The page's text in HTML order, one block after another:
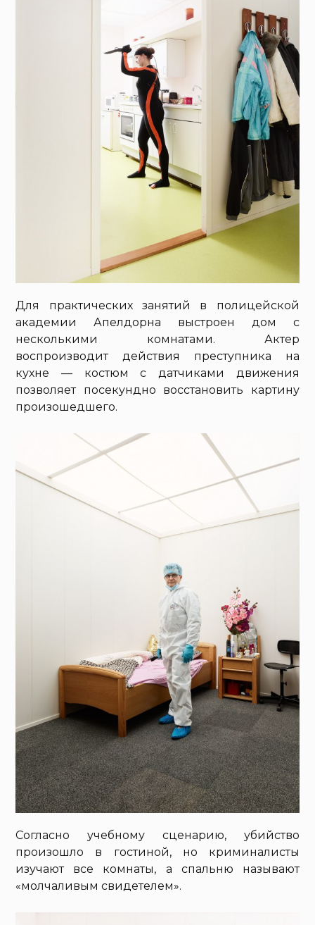
Для практических занятий в полицейской
академии Апелдорна выстроен дом с
несколькими комнатами. Актер
воспроизводит действия преступника на
кухне — костюм с датчиками движения
позволяет посекундно восстановить картину
произошедшего.
Согласно учебному сценарию, убийство
произошло в гостиной, но криминалисты
изучают все комнаты, а спальню называют
«молчаливым свидетелем».